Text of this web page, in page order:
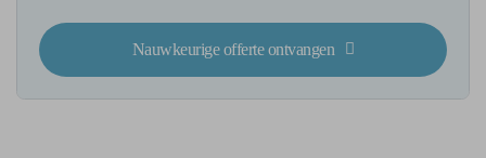
Nauwkeurige offerte ontvangen